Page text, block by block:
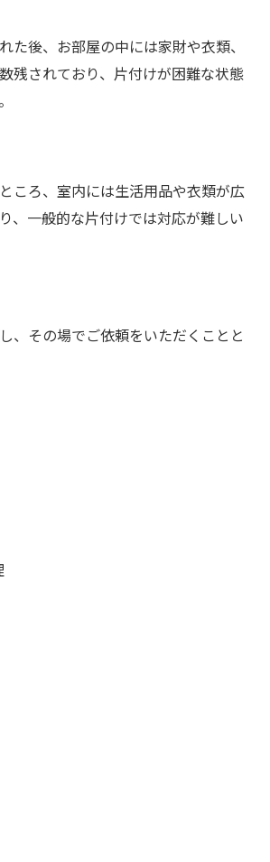
た後、お部屋の中には家財や衣類、
残されており、片付けが困難な状態
ころ、室内には生活用品や衣類が広
、一般的な片付けでは対応が難しい
、その場でご依頼をいただくことと